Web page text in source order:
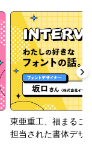
東亜重工、福まるご
担当された書体デザ